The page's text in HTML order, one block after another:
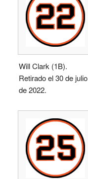
Will Clark (1B).
Retirado el 30 de julio
de 2022.